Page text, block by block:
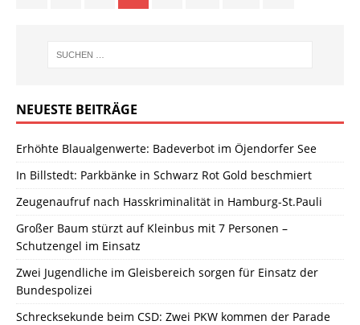
NEUESTE BEITRÄGE
Erhöhte Blaualgenwerte: Badeverbot im Öjendorfer See
In Billstedt: Parkbänke in Schwarz Rot Gold beschmiert
Zeugenaufruf nach Hasskriminalität in Hamburg-St.Pauli
Großer Baum stürzt auf Kleinbus mit 7 Personen –
Schutzengel im Einsatz
Zwei Jugendliche im Gleisbereich sorgen für Einsatz der
Bundespolizei
Schrecksekunde beim CSD: Zwei PKW kommen der Parade